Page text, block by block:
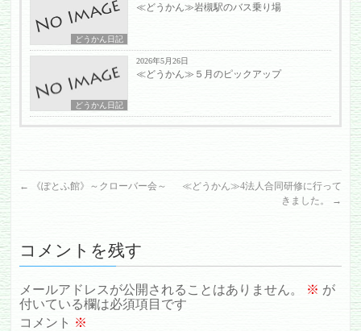
どうかん日記
≪どうかん≫岩槻駅のバス乗り場
どうかん日記
2026年5月26日
≪どうかん≫５月のピックアップ
← 《ぽとふ館》～クローバー会～
≪どうかん≫4法人合同研修に行って
きました。
→
コメントを残す
メールアドレスが公開されることはありません。 ※ が
付いている欄は必須項目です
コメント ※